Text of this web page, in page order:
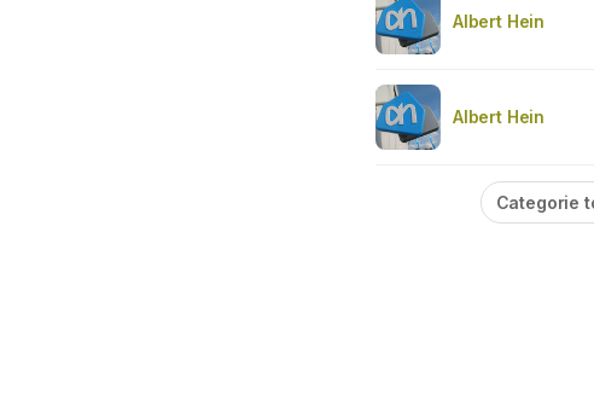
Albert Hein
Albert Hein
Categorie